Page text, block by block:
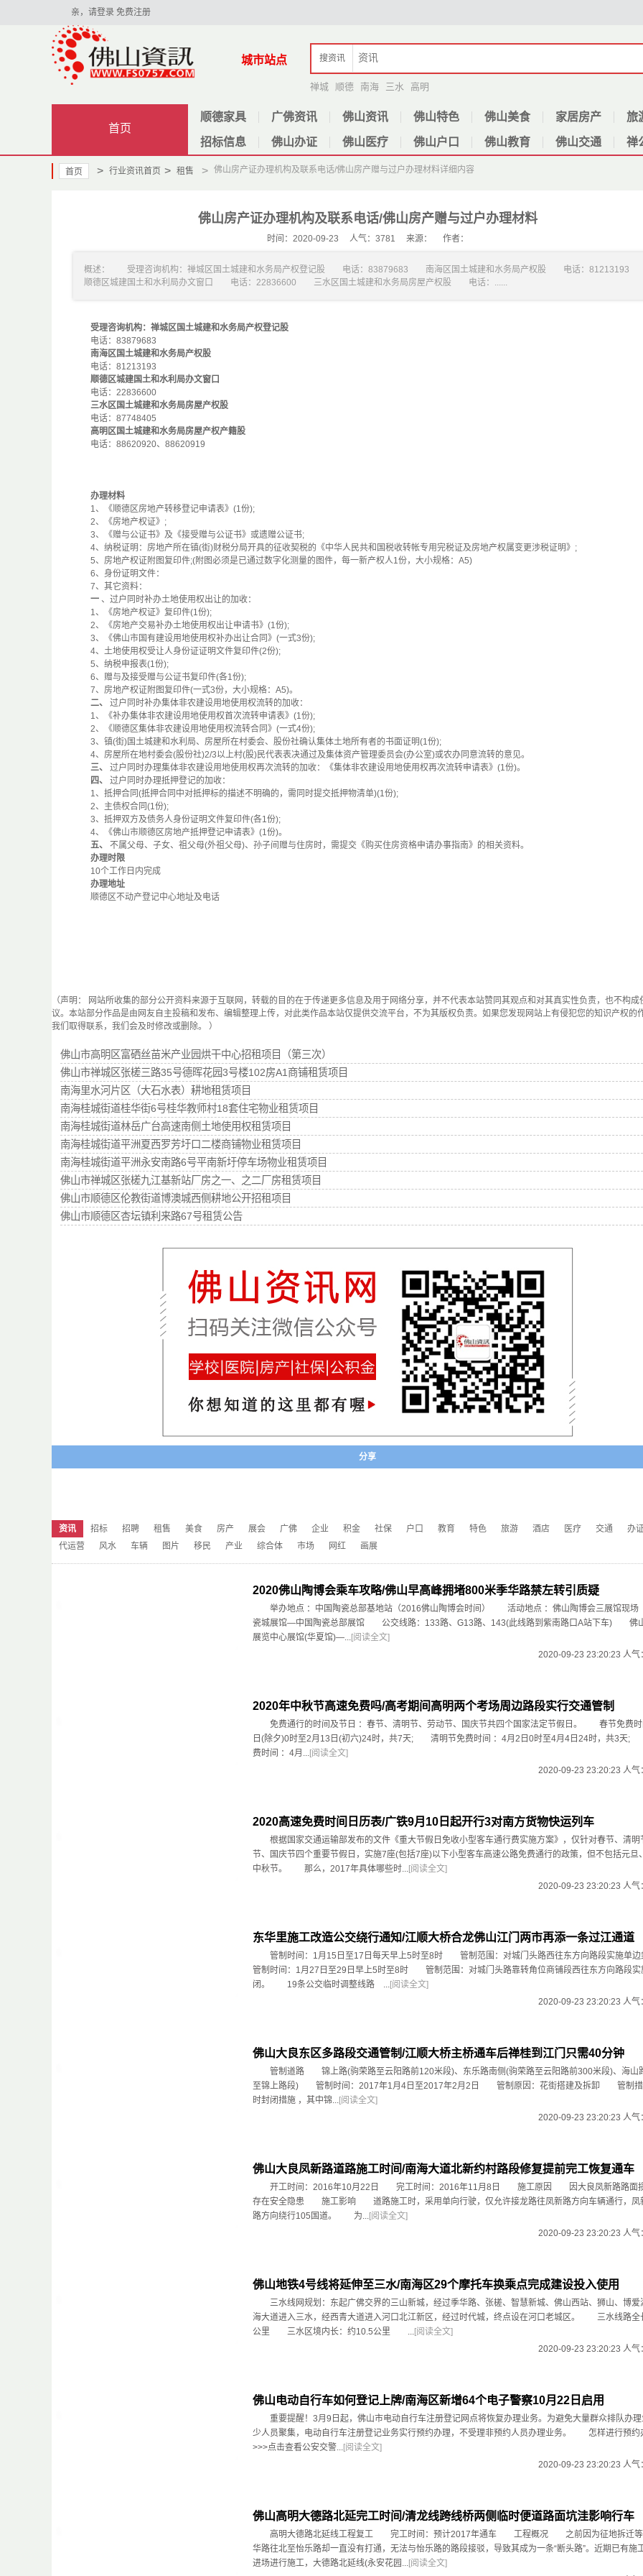
亲，请登录 免费注册
城市站点 搜资讯
禅城 顺德 南海 三水 高明
首页
顺德家具 广佛资讯 佛山资讯 佛山特色 佛山美食 家居房产 旅
招标信息 佛山办证 佛山医疗 佛山户口 佛山教育 佛山交通 禅
首页 > 行业资讯首页 > 租售 > 佛山房产证办理机构及联系电话/佛山房产赠与过户办理材料详细内容
佛山房产证办理机构及联系电话/佛山房产赠与过户办理材料
时间：2020-09-23 人气：3781 来源： 作者：
概述： 受理咨询机构：禅城区国土城建和水务局产权登记股 电话：83879683 南海区国土城建和水务局产权股 电话：81213193
顺德区城建国土和水利局办文窗口 电话：22836600 三水区国土城建和水务局房屋产权股 电话：......
受理咨询机构：禅城区国土城建和水务局产权登记股
电话：83879683
南海区国土城建和水务局产权股
电话：81213193
顺德区城建国土和水利局办文窗口
电话：22836600
三水区国土城建和水务局房屋产权股
电话：87748405
高明区国土城建和水务局房屋产权产籍股
电话：88620920、88620919
办理材料
1、《顺德区房地产转移登记申请表》(1份);
2、《房地产权证》;
3、《赠与公证书》及《接受赠与公证书》或遗赠公证书;
4、纳税证明：房地产所在镇(街)财税分局开具的征收契税的《中华人民共和国税收转帐专用完税证及房地产权属变更涉税证明》;
5、房地产权证附图复印件;(附图必须是已通过数字化测量的图件，每一新产权人1份，大小规格：A5)
6、身份证明文件：
7、其它资料：
一 、过户同时补办土地使用权出让的加收：
1、《房地产权证》复印件(1份);
2、《房地产交易补办土地使用权出让申请书》(1份);
3、《佛山市国有建设用地使用权补办出让合同》(一式3份);
4、土地使用权受让人身份证证明文件复印件(2份);
5、纳税申报表(1份);
6、赠与及接受赠与公证书复印件(各1份);
7、房地产权证附图复印件(一式3份，大小规格：A5)。
二、
过户同时补办集体非农建设用地使用权流转的加收：
1、《补办集体非农建设用地使用权首次流转申请表》(1份);
2、《顺德区集体非农建设用地使用权流转合同》(一式4份);
3、镇(街)国土城建和水利局、房屋所在村委会、股份社确认集体土地所有者的书面证明(1份);
4、房屋所在地村委会(股份社)2/3以上村(股)民代表表决通过及集体资产管理委员会(办公室)或农办同意流转的意见。
三、
过户同时办理集体非农建设用地使用权再次流转的加收：《集体非农建设用地使用权再次流转申请表》(1份)。
四、
过户同时办理抵押登记的加收：
1、抵押合同(抵押合同中对抵押标的描述不明确的，需同时提交抵押物清单)(1份);
2、主债权合同(1份);
3、抵押双方及债务人身份证明文件复印件(各1份);
4、《佛山市顺德区房地产抵押登记申请表》(1份)。
五、
不属父母、子女、祖父母(外祖父母)、孙子间赠与住房时，需提交《购买住房资格申请办事指南》的相关资料。
办理时限
10个工作日内完成
办理地址
顺德区不动产登记中心地址及电话
（声明： 网站所收集的部分公开资料来源于互联网，转载的目的在于传递更多信息及用于网络分享，并不代表本站赞同其观点和对其真实性负责，也不构成
议。本站部分作品是由网友自主投稿和发布、编辑整理上传，对此类作品本站仅提供交流平台，不为其版权负责。如果您发现网站上有侵犯您的知识产权的
我们取得联系，我们会及时修改或删除。 ）
佛山市高明区富硒丝苗米产业园烘干中心招租项目（第三次）
佛山市禅城区张槎三路35号德晖花园3号楼102房A1商铺租赁项目
南海里水河片区（大石水表）耕地租赁项目
南海桂城街道桂华街6号桂华教师村18套住宅物业租赁项目
南海桂城街道林岳广台高速南侧土地使用权租赁项目
南海桂城街道平洲夏西罗芳圩口二楼商铺物业租赁项目
南海桂城街道平洲永安南路6号平南新圩停车场物业租赁项目
佛山市禅城区张槎九江基新站厂房之一、之二厂房租赁项目
佛山市顺德区伦教街道博澳城西侧耕地公开招租项目
佛山市顺德区杏坛镇利来路67号租赁公告
分享
资讯 招标 招聘 租售 美食 房产 展会 广佛 企业 积金 社保 户口 教育 特色 旅游 酒店 医疗 交通 办证
代运营
风水 车辆 图片 移民 产业 综合体 市场 网红 画展
2020佛山陶博会乘车攻略/佛山早高峰拥堵800米季华路禁左转引质疑
举办地点 ：中国陶瓷总部基地站（2016佛山陶博会时间） 活动地点 ：佛山陶博会三展馆
瓷城展馆—中国陶瓷总部展馆 公交线路：133路、G13路、143(此线路到紫南路口A站下车) 佛
展览中心展馆(华夏馆)—...[阅读全文]
2020-09-23 23:20:23 人气
2020年中秋节高速免费吗/高考期间高明两个考场周边路段实行交通管制
免费通行的时间及节日 ：春节、清明节、劳动节、国庆节共四个国家法定节假日。 春节免费时
日(除夕)0时至2月13日(初六)24时，共7天; 清明节免费时间 ：4月2日0时至4月4日24时，共3天
费时间 ：4月...[阅读全文]
2020-09-23 23:20:23 人气
2020高速免费时间日历表/广铁9月10日起开行3对南方货物快运列车
根据国家交通运输部发布的文件《重大节假日免收小型客车通行费实施方案》，仅针对春节、清明
节、国庆节四个重要节假日，实施7座(包括7座)以下小型客车高速公路免费通行的政策，但不包括元旦
中秋节。 那么，2017年具体哪些时...[阅读全文]
2020-09-23 23:20:23 人气
东华里施工改造公交绕行通知/江顺大桥合龙佛山江门两市再添一条过江通道
管制时间：1月15日至17日每天早上5时至8时 管制范围：对城门头路西往东方向路段实施
管制时间：1月27日至29日早上5时至8时 管制范围：对城门头路靠转角位商铺段西往东方向路段实
闭。 19条公交临时调整线路 ...[阅读全文]
2020-09-23 23:20:23 人气
佛山大良东区多路段交通管制/江顺大桥主桥通车后禅桂到江门只需40分钟
管制道路 锦上路(驹荣路至云阳路前120米段)、东乐路南侧(驹荣路至云阳路前300米段)、海山
至锦上路段) 管制时间：2017年1月4日至2017年2月2日 管制原因：花街搭建及拆卸 管
时封闭措施 ，其中锦...[阅读全文]
2020-09-23 23:20:23 人气
佛山大良凤新路道路施工时间/南海大道北新约村路段修复提前完工恢复通车
开工时间：2016年10月22日 完工时间：2016年11月8日 施工原因 因大良凤新路路面损
存在安全隐患 施工影响 道路施工时，采用单向行驶，仅允许接龙路往凤新路方向车辆通行，凤
路方向绕行105国道。 为...[阅读全文]
2020-09-23 23:20:23 人气
佛山地铁4号线将延伸至三水/南海区29个摩托车换乘点完成建设投入使用
三水线网规划：东起广佛交界的三山新城，经过季华路、张槎、智慧新城、佛山西站、狮山、博爱
海大道进入三水，经西青大道进入河口北江新区，经过时代城，终点设在河口老城区。 三水线路全
公里 三水区境内长：约10.5公里 ...[阅读全文]
2020-09-23 23:20:23 人气
佛山电动自行车如何登记上牌/南海区新增64个电子警察10月22日启用
重要提醒！3月9日起，佛山市电动自行车注册登记网点将恢复办理业务。为避免大量群众排队办理
少人员聚集，电动自行车注册登记业务实行预约办理，不受理非预约人员办理业务。 怎样进行
>>>点击查看公安交警...[阅读全文]
2020-09-23 23:20:23 人气
佛山高明大德路北延完工时间/清龙线跨线桥两侧临时便道路面坑洼影响行车
高明大德路北延线工程复工 完工时间：预计2017年通车 工程概况 之前因为征地拆迁等
华路往北至怡乐路却一直没有打通，无法与怡乐路的路段接驳，导致其成为一条“断头路”。近期已有施
进场进行施工，大德路北延线(永安花园...[阅读全文]